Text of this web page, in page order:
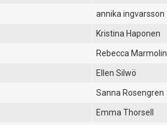
annika ingvarsson
Kristina Haponen
Rebecca Marmolin
Ellen Silwö
Sanna Rosengren
Emma Thorsell